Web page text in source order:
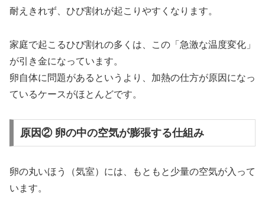
耐えきれず、ひび割れが起こりやすくなります。
家庭で起こるひび割れの多くは、この「急激な温度変化」
が引き金になっています。
卵自体に問題があるというより、加熱の仕方が原因になっ
ているケースがほとんどです。
原因② 卵の中の空気が膨張する仕組み
卵の丸いほう（気室）には、もともと少量の空気が入って
います。